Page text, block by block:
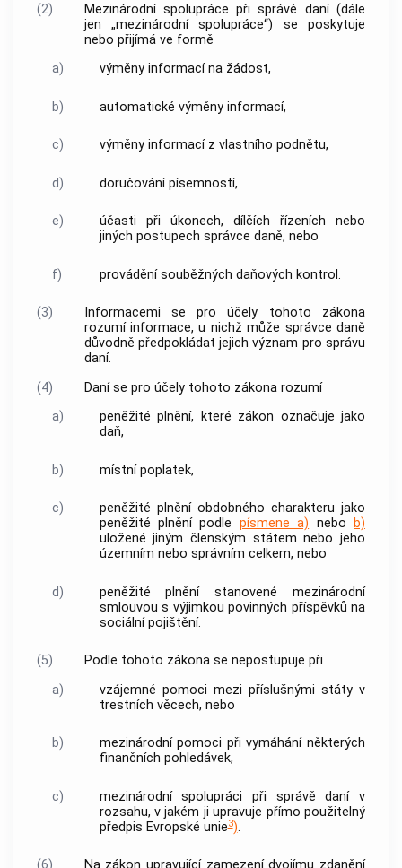
(2) Mezinárodní spolupráce při správě daní (dále
jen „mezinárodní spolupráce“) se poskytuje
nebo přijímá ve formě
a)
výměny informacína žádost,
b) automatické výměny informací,
c) výměny informacíz vlastního podnětu,
d) doručování písemností,
e)
účasti při úkonech, dílčích řízeních nebo
jiných postupech správce daně, nebo
f) provádění souběžných daňových kontrol.
(3) Informacemi se pro účely tohoto zákona
rozumí informace, u nichž může správce daně
důvodně předpokládat jejich význam pro správu
daní.
(4)
Daní se pro účely tohoto zákona rozumí
a)
peněžité plnění, které zákon označuje jako
daň,
b) místní poplatek,
c)
peněžité plnění obdobného charakteru jako
peněžité plnění podle písmene a) nebo
b)
uložené jiným členským státem nebo jeho
územním nebo správním celkem, nebo
d)
peněžité plnění stanovené mezinárodní
smlouvou s výjimkou povinných příspěvků na
sociální pojištění.
(5)
Podle tohoto zákona se nepostupuje při
a)
vzájemné pomoci mezi příslušnými státy v
trestních věcech, nebo
b)
mezinárodní pomoci při vymáhání některých
finančních pohledávek,
c) mezinárodní spolupráci při správě daní v
rozsahu, v jakém ji upravuje přímo použitelný
předpis Evropské unie3).